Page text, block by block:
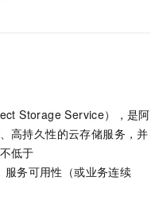
Storage Service），是阿
高持久性的云存储服务，并
低于
服务可用性（或业务连续